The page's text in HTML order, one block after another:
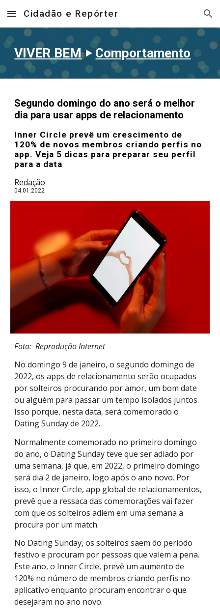
Skip to main content Skip to navigation
Cidadão e Repórter
VIVER BEM‣ Comportamento
Segundo domingo do ano será o melhor
dia para usar apps de relacionamento
Inner Circle prevê um crescimento de
120% de novos membros criando perfis no
app. Veja 5 dicas para preparar seu perfil
para a data
Redação
04.01.2022
Foto: Reprodução Internet
No domingo 9 de janeiro, o segundo domingo de
2022, os apps de relacionamento serão ocupados
por solteiros procurando por amor, um bom date
ou alguém para passar um tempo isolados juntos.
Isso porque, nesta data, será comemorado o
Dating Sunday de 2022.
Normalmente comemorado no primeiro domingo
do ano, o Dating Sunday teve que ser adiado por
uma semana, já que, em 2022, o primeiro domingo
será dia 2 de janeiro, logo após o ano novo. Por
isso, o Inner Circle, app global de relacionamentos,
prevê que a ressaca das comemorações vai fazer
com que os solteiros adiem em uma semana a
procura por um match.
No Dating Sunday, os solteiros saem do período
festivo e procuram por pessoas que valem a pena.
Este ano, o Inner Circle, prevê um aumento de
120% no número de membros criando perfis no
aplicativo enquanto procuram encontrar o que
desejaram no ano novo.